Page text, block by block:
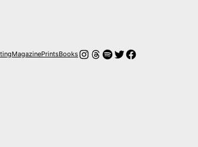
MagazinePrintsBooksInstagram
Hilos
Spotify
Twitter
Facebook